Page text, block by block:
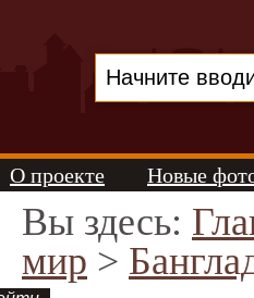
О проекте Новые
Вы здесь:
мир >